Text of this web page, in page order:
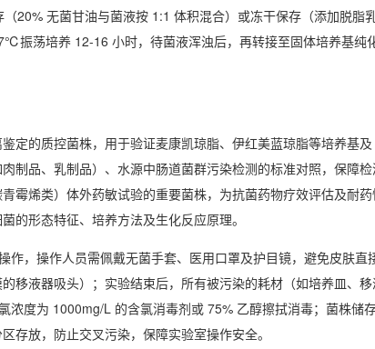
无菌甘油与菌液按 1:1 体积混合）或冻干保存（添加脱脂
振荡培养 12-16 小时，待菌液浑浊后，再转接至固体培养基纯
定的质控菌株，用于验证麦康凯琼脂、伊红美蓝琼脂等培养基
制品、乳制品）、水源中肠道菌群污染检测的标准对照，保障
霉烯类）体外药敏试验的重要菌株，为抗菌药物疗效评估及耐
的形态特征、培养方法及生化反应原理。
作，操作人员需佩戴无菌手套、医用口罩及护目镜，避免皮肤直
移液器吸头）；实验结束后，所有被污染的耗材（如培养皿、
度为 1000mg/L 的含氯消毒剂或 75% 乙醇擦拭消毒；菌株储
存放，防止交叉污染，保障实验室操作安全。